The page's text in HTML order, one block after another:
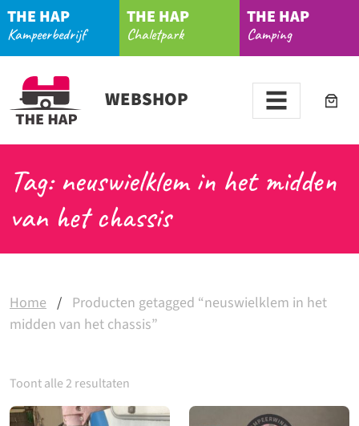
THE HAP
Kampeerbedrijf
THE HAP
Chaletpark
THE HAP
Camping
WEBSHOP
Tag: neuswielklem in het midden
van het chassis
Home / Producten getagged “neuswielklem in het
midden van het chassis”
Toont alle 2 resultaten